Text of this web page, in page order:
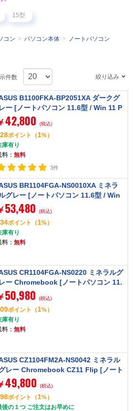
15型
コン パソコン本体 ノートパソコン
件数 絞り込み
B1100FKA-BP2051XA ダークグ
レー [ノートパソコン 11.6型 / Win 11 P
42,800 (税込)
ポイント （1%）
庫有り
料： 無料
3件
BR1104FGA-NS0010XA ミネラ
グレー [ノートパソコン 11.6型 / Win
Pro]
53,480 (税込)
ポイント （1%）
庫有り
料： 無料
CR1104FGA-NS0220 ミネラルグ
レー Chromebook [ノートパソコン 11.
型 / Chrome OS]
50,980 (税込)
ポイント （1%）
庫有り
料： 無料
CZ1104FM2A-NS0042 ミネラル
レー Chromebook CZ11 Flip [ノート
ソコン 11.6型 / Chrome OS]
49,800 (税込)
ポイント （1%）
後の１つ ご注文はお早めに